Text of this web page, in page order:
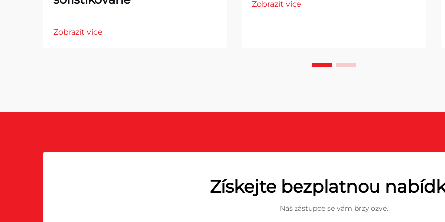
Zobrazit více
Zobrazit více
Získejte bezplatnou
Náš zástupce se vám brzy ozve.